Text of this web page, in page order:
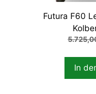
Futura F60
In